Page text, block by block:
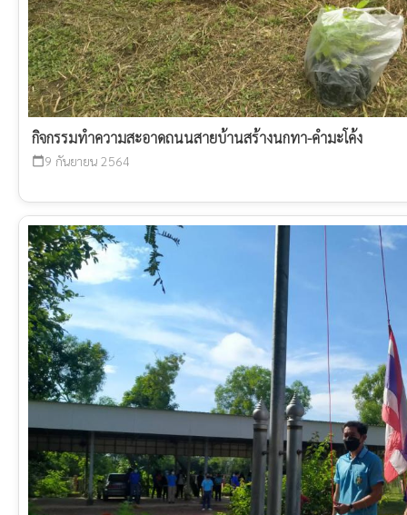
กิจกรรมทำความสะอาดถนนสายบ้านสร้างนกทา-คำมะโค้ง
calendar_today 9 กันยายน 2564